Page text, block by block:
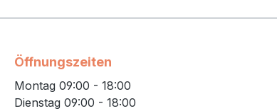
Öffnungszeiten
Montag 09:00 - 18:00
Dienstag 09:00 - 18:00